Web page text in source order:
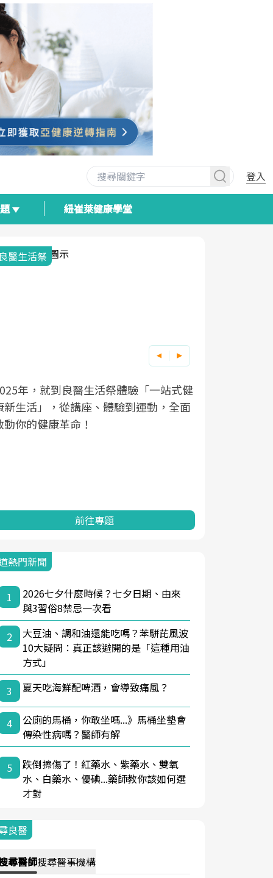
登入
紐崔萊健康學堂
與健康韌性的距離
醫健康網從「換季的身體變化」出發，
過醫學觀點與日常感受的對話，建立對
健康的認知，進而引導實際的改善行
前往專題
熱門新聞
1
2026七夕什麼時候？七夕日期、由來
與3習俗8禁忌一次看
2
大豆油、調和油還能吃嗎？苯駢芘風波
10大疑問：真正該避開的是「這種用油
方式」
3
夏天吃海鮮配啤酒，會導致痛風？
4
公廁的馬桶，你敢坐嗎...》馬桶坐墊會
傳染性病嗎？醫師有解
5
跌倒擦傷了！紅藥水、紫藥水、雙氧
水、白藥水、優碘...藥師教你該如何選
才對
良醫
尋醫師搜尋醫事機構